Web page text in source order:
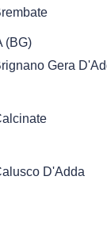
(BG)
Gera
D'Adda